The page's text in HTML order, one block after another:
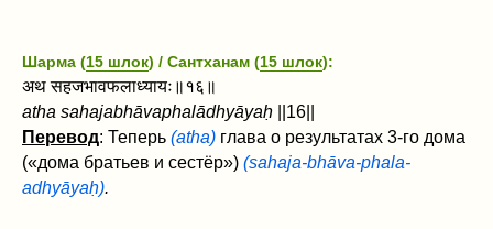
Шарма (15 шлок) / Сантханам (15 шлок):
अथ सहजभावफलाध्यायः॥१६॥
atha sahajabhāvaphalādhyāyaḥ
||16||
Перевод: Теперь (atha) глава о результатах 3-го дома
(«дома братьев и сестёр») (sahaja-bhāva-phala-
adhyāyaḥ).